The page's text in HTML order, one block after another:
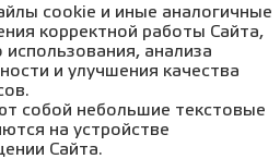
cookie и иные аналогичные
корректной работы Сайта,
анализа
и улучшения качества
собой небольшие текстовые
на устройстве
Сайта.